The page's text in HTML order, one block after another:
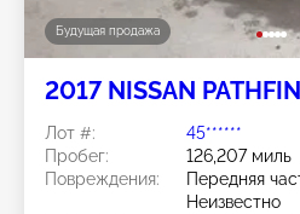
Будущая продажа
2017 NISSAN
Лот #:
45******
Пробег:
126,207 миль
Повреждения:
Передняя
Неизвестно